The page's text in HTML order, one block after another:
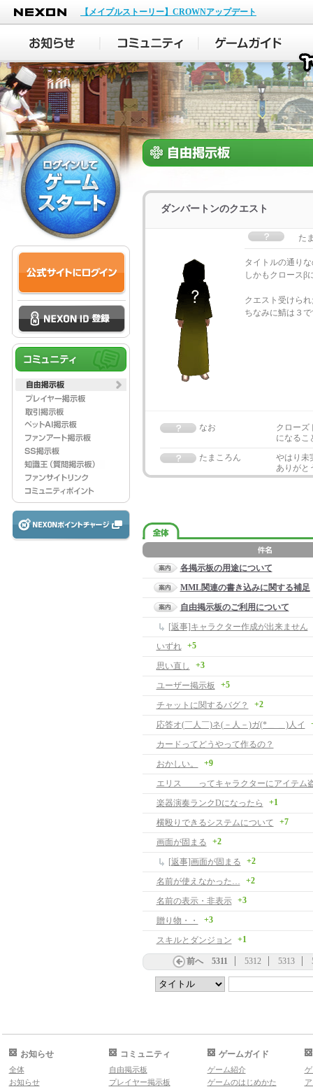
NEXON
【メイプルストーリー】CROWNアップデート
ダンバートンのクエスト
た
タイトルの通り
しかもクロースβ
クエスト受けら
ちなみに鯖は３
なお
クローズ
になるこ
たまころん
やはり未
ありがと
各掲示板の用途について
MML関連の書き込みに関する補足
自由掲示板のご利用について
[返事]キャラクター作成が出来ません
いずれ
+5
思い直し +3
ユーザー掲示板 +5
チャットに関するバグ？ +2
応答オ(￣人￣)ネ(－人－)ガ(*＿ ＿)人イ
カードってどうやって作るの？
おかしい。
+9
エリス ってキャラクターにアイテム
楽器演奏ランクDになったら
+1
横殴りできるシステムについて +7
画面が固まる +2
[返事]画面が固まる +2
名前が使えなかった… +2
名前の表示・非表示 +3
贈り物・・ +3
スキルとダンジョン +1
前へ 5311 5312 5313
お知らせ
全体
お知らせ
コミュニティ
自由掲示板
プレイヤー掲示板
ゲームガイド
ゲーム紹介
ゲームのはじめかた